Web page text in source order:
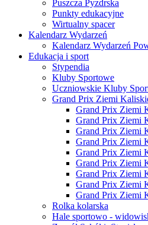
Puszcza Pyzdrska
Punkty edukacyjne
Wirtualny spacer
Kalendarz Wydarzeń
Kalendarz Wydarzeń
Edukacja i sport
Stypendia
Kluby Sportowe
Uczniowskie Kluby
Grand Prix Ziemi
Grand Prix Ziemi
Grand Prix Ziemi
Grand Prix Ziemi
Grand Prix Ziemi
Grand Prix Ziemi
Grand Prix Ziemi
Grand Prix Ziemi
Grand Prix Ziemi
Grand Prix Ziemi
Rolka kolarska
Hale sportowo -